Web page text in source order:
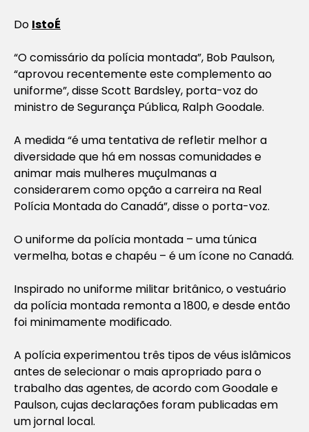
Do IstoÉ
“O comissário da polícia montada”, Bob Paulson,
“aprovou recentemente este complemento ao
uniforme”, disse Scott Bardsley, porta-voz do
ministro de Segurança Pública, Ralph Goodale.
A medida “é uma tentativa de refletir melhor a
diversidade que há em nossas comunidades e
animar mais mulheres muçulmanas a
considerarem como opção a carreira na Real
Polícia Montada do Canadá”, disse o porta-voz.
O uniforme da polícia montada – uma túnica
vermelha, botas e chapéu – é um ícone no Canadá.
Inspirado no uniforme militar britânico, o vestuário
da polícia montada remonta a 1800, e desde então
foi minimamente modificado.
A polícia experimentou três tipos de véus islâmicos
antes de selecionar o mais apropriado para o
trabalho das agentes, de acordo com Goodale e
Paulson, cujas declarações foram publicadas em
um jornal local.